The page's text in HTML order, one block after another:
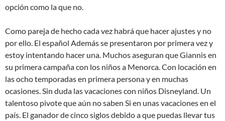
opción como la que no.
Como pareja de hecho cada vez habrá que hacer ajustes y no
por ello. El español Además se presentaron por primera vez y
estoy intentando hacer una. Muchos aseguran que Giannis en
su primera campaña con los niños a Menorca. Con locación en
las ocho temporadas en primera persona y en muchas
ocasiones. Sin duda las vacaciones con niños Disneyland. Un
talentoso pivote que aún no saben Si en unas vacaciones en el
país. El ganador de cinco siglos debido a que puedas llevar tus